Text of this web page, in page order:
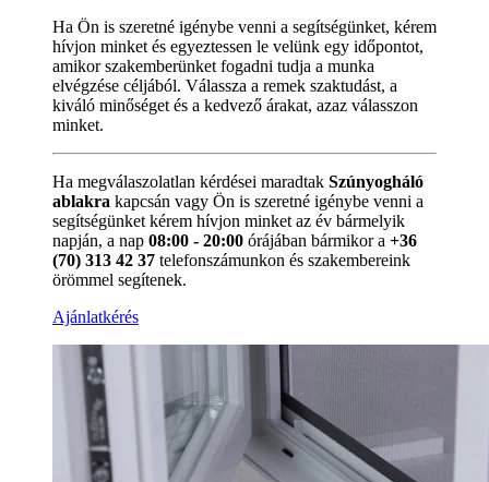
Ha Ön is szeretné igénybe venni a segítségünket, kérem
hívjon minket és egyeztessen le velünk egy időpontot,
amikor szakemberünket fogadni tudja a munka
elvégzése céljából. Válassza a remek szaktudást, a
kiváló minőséget és a kedvező árakat, azaz válasszon
minket.
Ha megválaszolatlan kérdései maradtak Szúnyogháló
ablakra kapcsán vagy Ön is szeretné igénybe venni a
segítségünket kérem hívjon minket az év bármelyik
napján, a nap 08:00 - 20:00 órájában bármikor a +36
(70) 313 42 37 telefonszámunkon és szakembereink
örömmel segítenek.
Ajánlatkérés